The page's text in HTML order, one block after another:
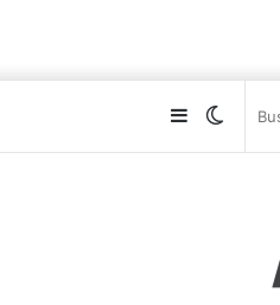
Sidebar